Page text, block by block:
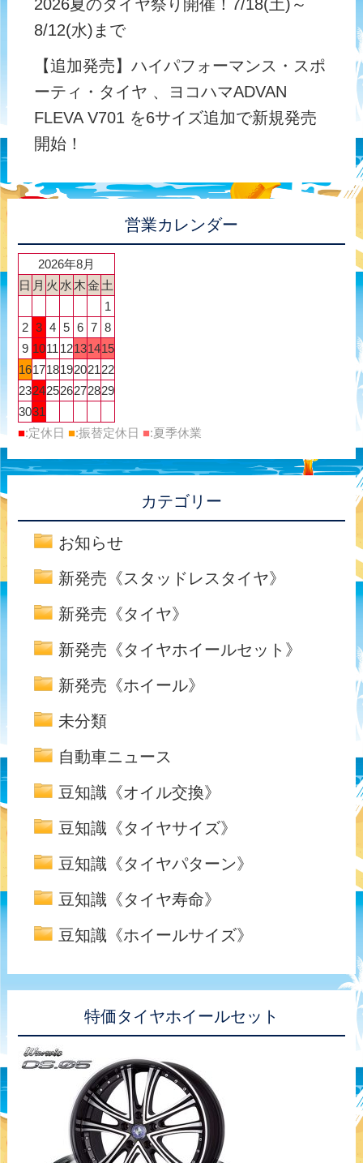
2026夏のタイヤ祭り開催！7/18(土)～
8/12(水)まで
【追加発売】ハイパフォーマンス・スポ
ーティ・タイヤ 、ヨコハマADVAN
FLEVA V701 を6サイズ追加で新規発売
開始！
営業カレンダー
2026年8月
日 月 火 水 木金 土
1
2 3 4 5 6 7 8
9 1011 12131415
16171819202122
23242526272829
3031
■:定休日 ■:振替定休日 ■:夏季休業
カテゴリー
お知らせ
新発売《スタッドレスタイヤ》
新発売《タイヤ》
新発売《タイヤホイールセット》
新発売《ホイール》
未分類
自動車ニュース
豆知識《オイル交換》
豆知識《タイヤサイズ》
豆知識《タイヤパターン》
豆知識《タイヤ寿命》
豆知識《ホイールサイズ》
特価タイヤホイールセット